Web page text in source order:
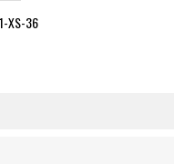
XS-36